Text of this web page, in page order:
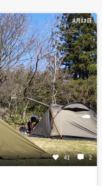
4月12日
41 2